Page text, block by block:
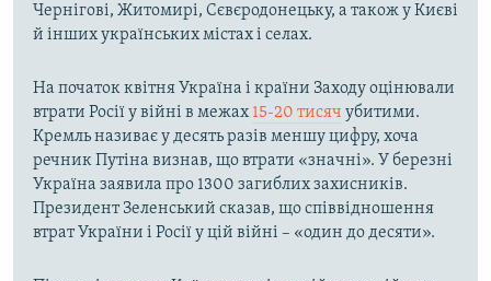
Чернігові, Житомирі, Сєвєродонецьку, а також у Києві
й інших українських містах і селах.
На початок квітня Україна і країни Заходу оцінювали
втрати Росії у війні в межах 15-20 тисяч убитими.
Кремль називає у десять разів меншу цифру, хоча
речник Путіна визнав, що втрати «значні». У березні
Україна заявила про 1300 загиблих захисників.
Президент Зеленський сказав, що співвідношення
втрат України і Росії у цій війні – «один до десяти».